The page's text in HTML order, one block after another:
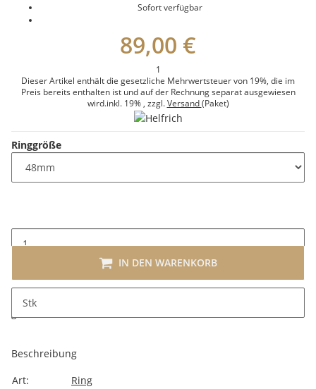
Sofort verfügbar
89,00 €
1
Dieser Artikel enthält die gesetzliche Mehrwertsteuer von 19%, die im
Preis bereits enthalten ist und auf der Rechnung separat ausgewiesen
wird.inkl. 19%, zzgl.Versand(Paket)
Ringgröße
Stk
IN DEN WARENKORB
Dieser Artikel hat Variationen. Wählen Sie bitte die
Beschreibung
Art:
Ring